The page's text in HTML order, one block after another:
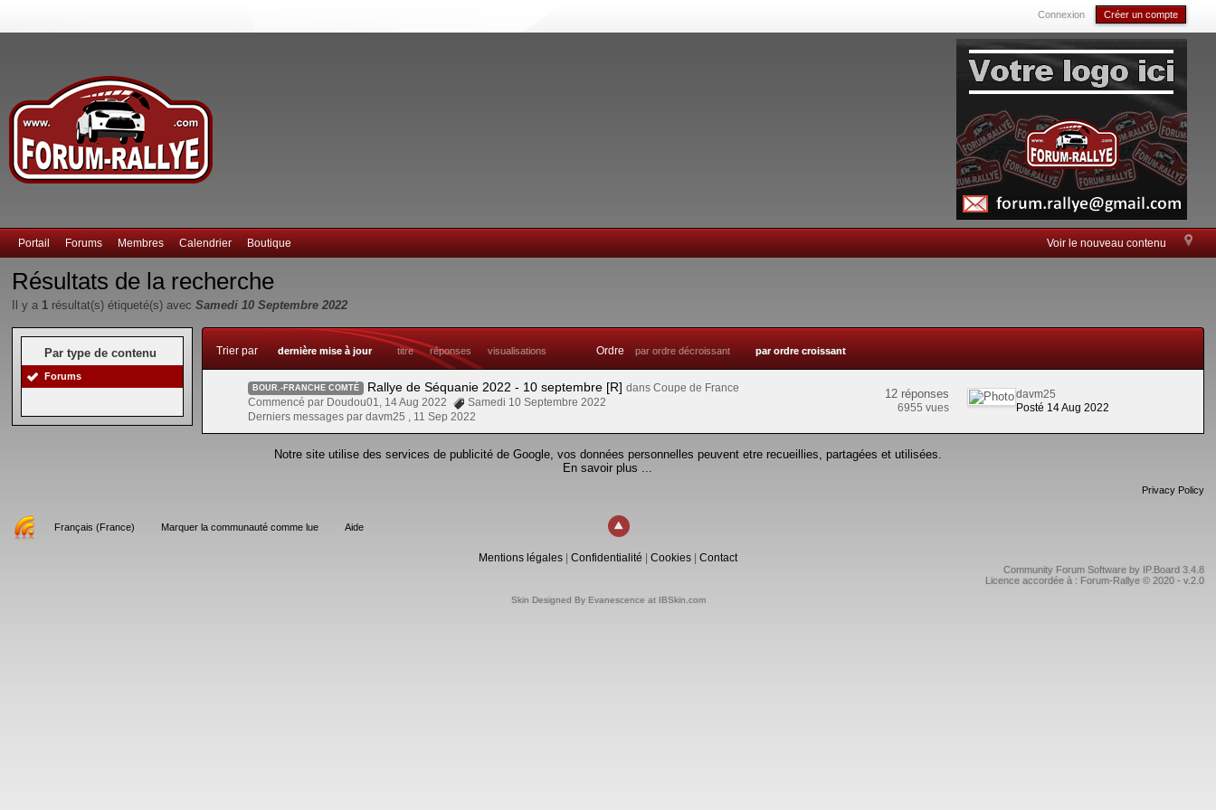
Connexion Créer un compte
Voir le nouveau contenu
Portail Forums Membres Calendrier Boutique
Résultats de la recherche
Il y a 1 résultat(s) étiqueté(s) avecSamedi 10 Septembre 2022
Par type de contenu
Forums
Trier par dernière mise à jour titre réponses visualisations Ordre par ordre décroissant par ordre croissant
BOUR.-FRANCHE COMTÉ Rallye de Séquanie 2022 - 10 septembre [R] dans Coupe de France
Commencé par Doudou01, 14 Aug 2022
Samedi 10 Septembre 2022
Derniers messages par davm25 , 11 Sep 2022
12 réponses
6955 vues
davm25
Posté 14 Aug 2022
Notre site utilise des services de publicité de Google, vos données personnelles peuvent etre recueillies, partagées et utilisées.
En savoir plus ...
Privacy Policy
Français (France) Marquer la communauté comme lue Aide
Mentions légales| Confidentialité Cookies| Contact
Community Forum Software by IP.Board 3.4.8
Licence accordée à : Forum-Rallye © 2020 - v.2.0
Skin Designed By Evanescence at IBSkin.com